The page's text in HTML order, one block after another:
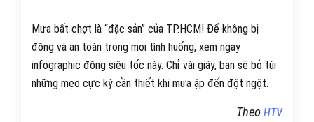
Mưa bất chợt là “đặc sản” của TP.HCM! Để không bị
động và an toàn trong mọi tình huống, xem ngay
infographic động siêu tốc này. Chỉ vài giây, bạn sẽ bỏ túi
những mẹo cực kỳ cần thiết khi mưa ập đến đột ngột.
Theo HTV